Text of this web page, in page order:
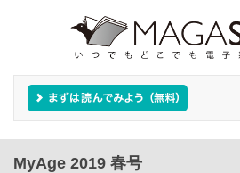
MyAge 2019 春号